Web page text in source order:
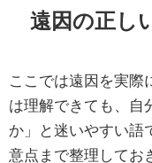
遠因の正し
ここでは遠因を実際
は理解できても、自
か」と迷いやすい語
意点まで整理してお